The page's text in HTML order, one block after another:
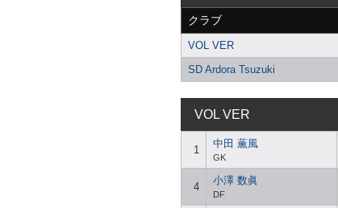
クラブ
VOL VER
SD Ardora Tsuzuki
VOL VER
1
中田 薫風
GK
4
小澤 数眞
DF